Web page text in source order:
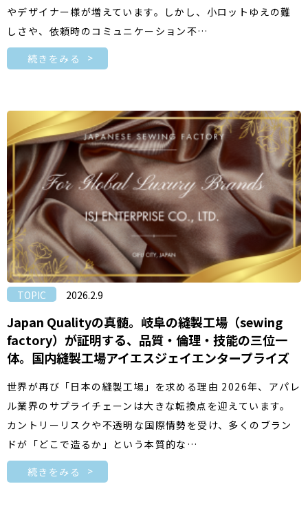
やデザイナー様が増えています。しかし、小ロットゆえの難
しさや、依頼時のコミュニケーション不…
続きをみる
TOPIC 2026.2.9
Japan Qualityの真髄。岐阜の縫製工場（sewing
factory）が証明する、品質・倫理・技能の三位一
体。国内縫製工場アイエスジェイエンタープライズ
世界が再び「日本の縫製工場」を求める理由 2026年、アパレ
ル業界のサプライチェーンは大きな転換点を迎えています。
カントリーリスクや不透明な国際情勢を受け、多くのブラン
ドが「どこで造るか」という本質的な…
続きをみる